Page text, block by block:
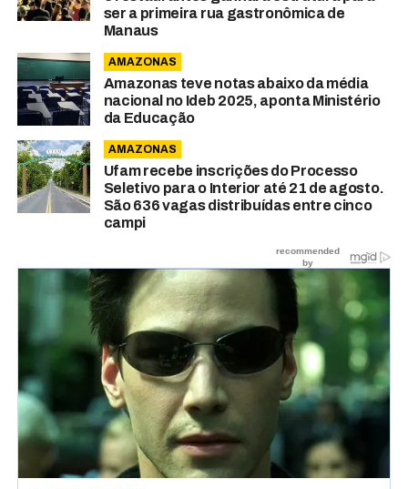
ser a primeira rua gastronômica de
Manaus
AMAZONAS
Amazonas teve notas abaixo da média
nacional no Ideb 2025, aponta Ministério
da Educação
AMAZONAS
Ufam recebe inscrições do Processo
Seletivo para o Interior até 21 de agosto.
São 636 vagas distribuídas entre cinco
campi